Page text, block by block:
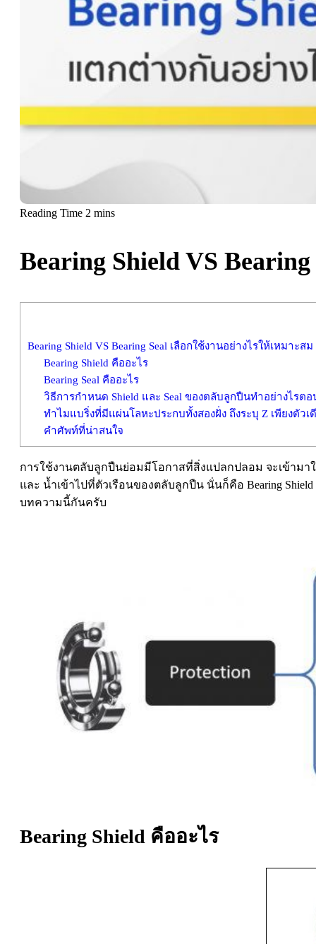
Bearing Shield VS
Bearing Shield VS Bearing Seal เลือกใช้งานอย่างไรให้เหมาะสม
Bearing Shield คืออะไร
Bearing Seal คืออะไร
วิธีการกำหนด Shield และ Seal ของตลับลูกปืนทำอย่างไรตอ
ทำไมแบริ่งที่มีแผ่นโลหะประกบทั้งสองฝั่ง ถึงระบุ Z เพียงตัวเ
คำศัพท์ที่น่าสนใจ
การใช้งานตลับลูกปืนย่อมมีโอกาสที่สิ่งแปลกปลอม จะเข้า
และ น้ำเข้าไปที่ตัวเรือนของตลับลูกปืน นั่นก็คือ Bearing Shield
บทความนี้กันครับ
Bearing Shield คืออะไร